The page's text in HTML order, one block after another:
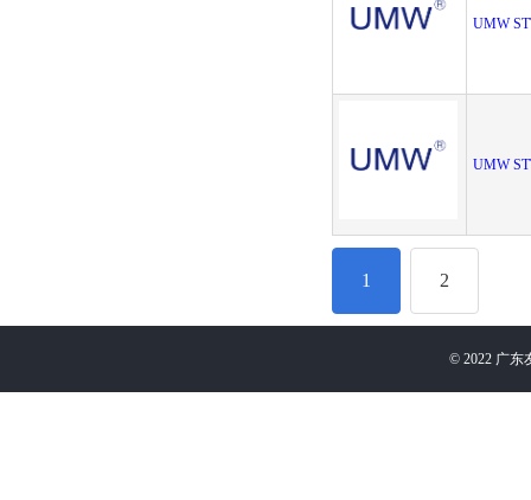
UMW
UMW
1 2
© 2022 广东